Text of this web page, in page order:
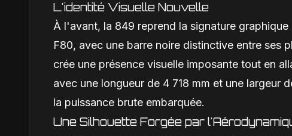
L'identité Visuelle Nouvelle
À l'avant, la 849 reprend la signature
F80, avec une barre noire distinctive entre ses
crée une présence visuelle imposante tout en
avec une longueur de 4 718 mm et une largeur
la puissance brute embarquée.
Une Silhouette Forgée par